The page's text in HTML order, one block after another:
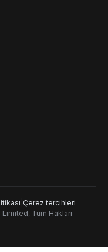
Çerez tercihleri
Tüm Hakları